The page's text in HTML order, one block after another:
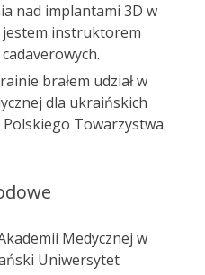
nad implantami 3D w
instruktorem
brałem udział w
dla ukraińskich
Towarzystwa
Medycznej w
Uniwersytet